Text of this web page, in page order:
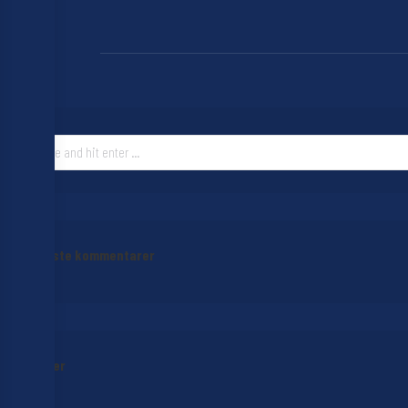
Seneste kommentarer
Arkiver